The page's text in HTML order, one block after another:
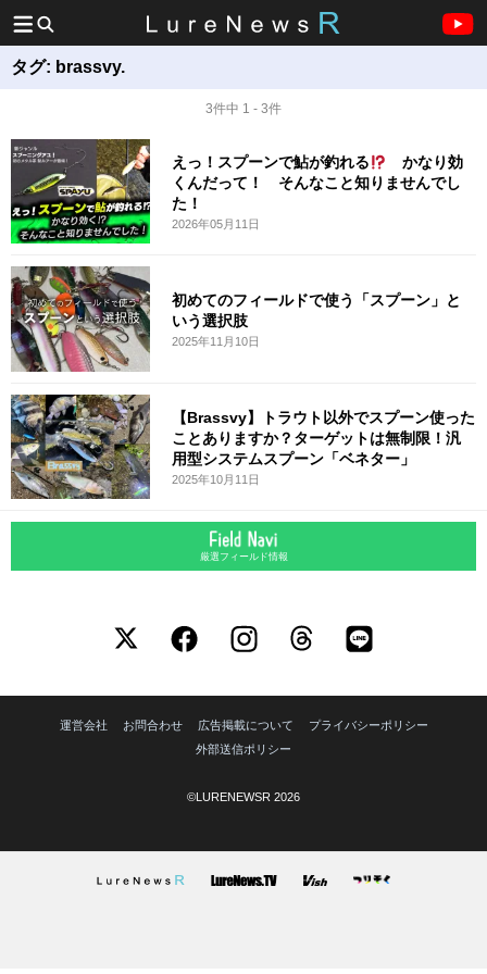
タグ: brassvy.
3件中 1 - 3件
えっ！スプーンで鮎が釣れる
かなり効
くんだって！ そんなこと知りませんでし
た！
2026年05月11日
初めてのフィールドで使う「スプーン」と
いう選択肢
2025年11月10日
【Brassvy】トラウト以外でスプーン使った
ことありますか？ターゲットは無制限！汎
用型システムスプーン「ベネター」
2025年10月11日
厳選フィールド情報
運営会社 お問合わせ 広告掲載について
プライバシーポリシー
外部送信ポリシー
©LURENEWSR 2026